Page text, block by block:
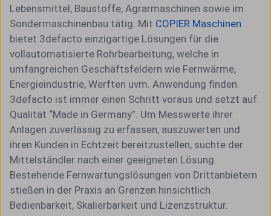
Lebensmittel, Baustoffe, Agrarmaschinen sowie im
Sondermaschinenbau tätig. Mit COPIER Maschinen
bietet 3defacto einzigartige Lösungen für die
vollautomatisierte Rohrbearbeitung, welche in
umfangreichen Geschäftsfeldern wie Fernwärme,
Energieindustrie, Werften uvm. Anwendung finden.
3defacto ist immer einen Schritt voraus und setzt auf
Qualität “Made in Germany”. Um Messwerte ihrer
Anlagen zuverlässig zu erfassen, auszuwerten und
ihren Kunden in Echtzeit bereitzustellen, suchte der
Mittelständler nach einer geeigneten Lösung.
Bestehende Fernwartungslösungen von Drittanbietern
stießen in der Praxis an Grenzen hinsichtlich
Bedienbarkeit, Skalierbarkeit und Lizenzstruktur.